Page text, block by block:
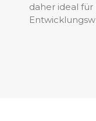
daher ideal